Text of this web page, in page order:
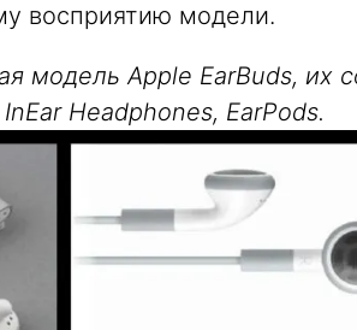
восприятию модели.
модель Apple EarBuds, их
Headphones, EarPods.